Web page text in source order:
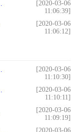
[2020-03-06
11:06:39]
[2020-03-06
11:06:12]
[2020-03-06
11:10:30]
[2020-03-06
11:10:11]
[2020-03-06
11:09:19]
[2020-03-06